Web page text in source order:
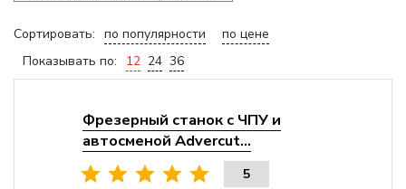
Сортировать: по популярности
по цене
Показывать по:
12 24 36
Фрезерный станок с ЧПУ и
автосменой Advercut...
5